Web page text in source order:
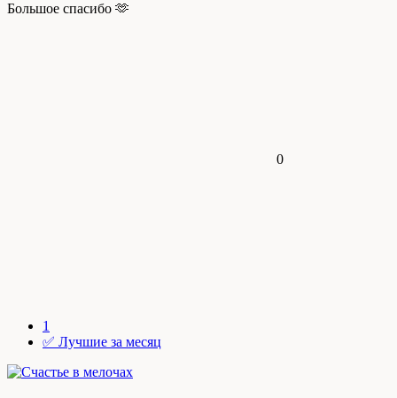
Большое спасибо 🫶
0
1
✅ Лучшие за месяц